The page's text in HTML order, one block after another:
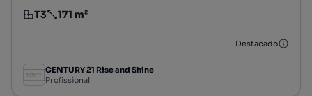
Tipologia
T3
Preço por metro quadrado
171 m²
Destacado
CENTURY 21 Rise and Shine
Profissional